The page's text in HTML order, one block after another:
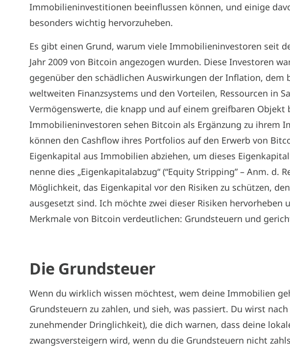
Immobilieninvestitionen beeinflussen können, und einige
besonders wichtig hervorzuheben.
Es gibt einen Grund, warum viele Immobilieninvestoren seit
Jahr 2009 von Bitcoin angezogen wurden. Diese Investoren
gegenüber den schädlichen Auswirkungen der Inflation, dem
weltweiten Finanzsystems und den Vorteilen, Ressourcen in
Vermögenswerte, die knapp und auf einem greifbaren Objekt
Immobilieninvestoren sehen Bitcoin als Ergänzung zu ihrem
können den Cashflow ihres Portfolios auf den Erwerb von
Eigenkapital aus Immobilien abziehen, um dieses
nenne dies „Eigenkapitalabzug“ (“Equity Stripping” – Anm. d.
Möglichkeit, das Eigenkapital vor den Risiken zu schützen,
ausgesetzt sind. Ich möchte zwei dieser Risiken hervorheben
Merkmale von Bitcoin verdeutlichen: Grundsteuern und
Die Grundsteuer
Wenn du wirklich wissen möchtest, wem deine Immobilien
Grundsteuern zu zahlen, und sieh, was passiert. Du wirst
zunehmender Dringlichkeit), die dich warnen, dass deine
zwangsversteigern wird, wenn du die Grundsteuern nicht